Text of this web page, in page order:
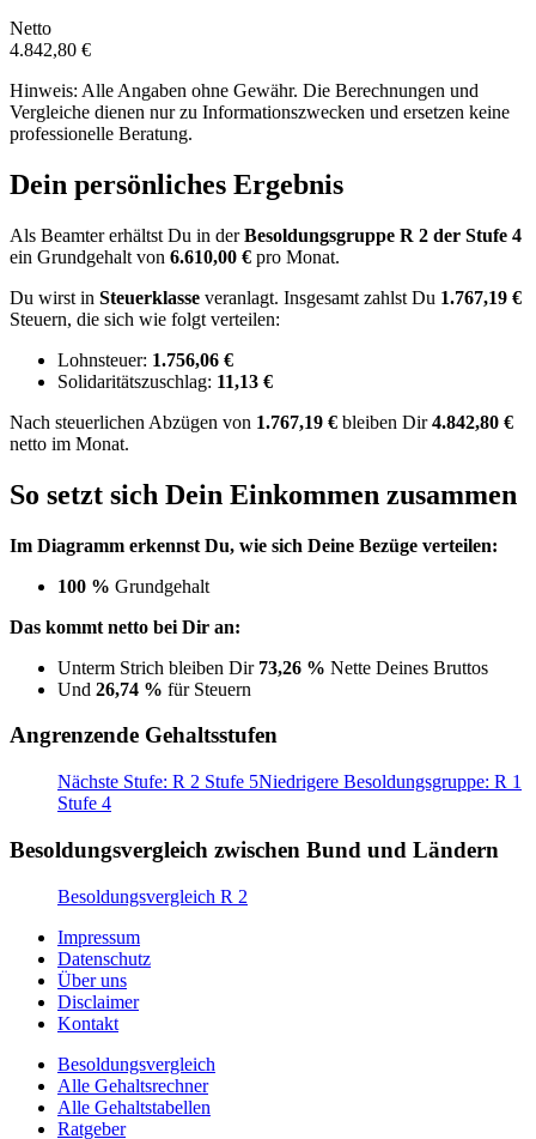
Netto
4.842,80 €
Hinweis: Alle Angaben ohne Gewähr. Die Berechnungen und
Vergleiche dienen nur zu Informationszwecken und ersetzen keine
professionelle Beratung.
Dein persönliches Ergebnis
Als Beamter erhältst Du in derBesoldungsgruppe R 2 der Stufe 4
ein Grundgehalt von 6.610,00 € pro Monat.
Du wirst in Steuerklasse veranlagt. Insgesamt zahlst Du 1.767,19 €
Steuern, die sich wie folgt verteilen:
Lohnsteuer: 1.756,06 €
Solidaritätszuschlag: 11,13 €
Nach steuerlichen Abzügen von 1.767,19 € bleiben Dir4.842,80 €
netto im Monat.
So setzt sich Dein Einkommen zusammen
Im Diagramm erkennst Du, wie sich Deine Bezüge verteilen:
100 % Grundgehalt
Das kommt netto bei Dir an:
Unterm Strich bleiben Dir 73,26 % Nette Deines Bruttos
Und 26,74 % für Steuern
Angrenzende Gehaltsstufen
Nächste Stufe: R 2 Stufe 5Niedrigere Besoldungsgruppe: R 1
Stufe 4
Besoldungsvergleich zwischen Bund und Ländern
Besoldungsvergleich R 2
Impressum
Datenschutz
Über uns
Disclaimer
Kontakt
Besoldungsvergleich
Alle Gehaltsrechner
Alle Gehaltstabellen
Ratgeber